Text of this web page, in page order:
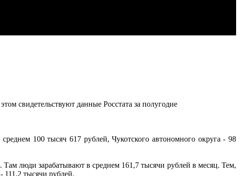
свидетельствуют данные Росстата за полугодие
100 тысяч 617 рублей, Чукотского автономного округа - 98
люди зарабатывают в среднем 161,7 тысячи рублей в месяц. Тем,
111,2 тысячи рублей.